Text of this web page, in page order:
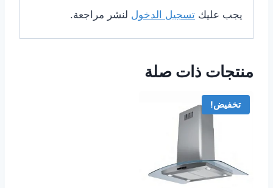
يجب عليك تسجيل الدخول لنشر مراجعة.
منتجات ذات صلة
تخفيض!